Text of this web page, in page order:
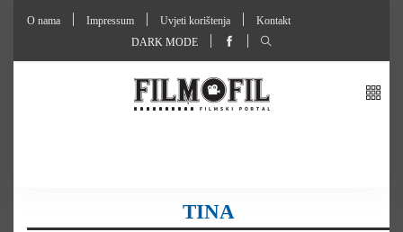
O nama Impressum Uvjeti korištenja
Kontakt
DARK MODE
TINA